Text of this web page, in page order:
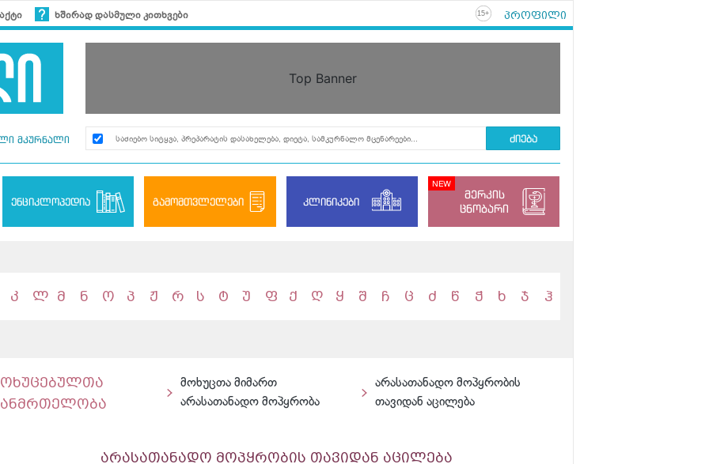
ხშირად დასმული კითხვები 15+ პროფილი
Top Banner
მკურნალი
ენციკლოპედია გამომთვლელები კლინიკები
მერკის
ცნობარი
კ ლ მ ნ ო პ ჟ რ ს ტ უ ფ ქ ღ ყ შ ჩ ც ძ წ ჭ ხ ჯ ჰ
მოხუცთა მიმართ
არასათანადო მოპყრობა
არასათანადო მოპყრობის
თავიდან აცილება
არასათანადო მოპყრობის თავიდან აცილება